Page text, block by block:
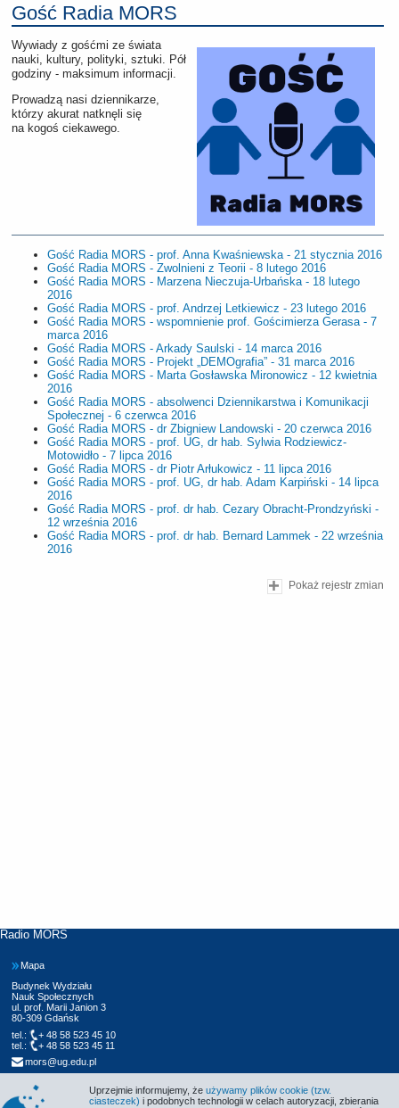
Gość Radia MORS
Wywiady z gośćmi ze świata
nauki, kultury, polityki, sztuki. Pół
godziny - maksimum informacji.
Prowadzą nasi dziennikarze,
którzy akurat natknęli się
na kogoś ciekawego.
Gość Radia MORS - prof. Anna Kwaśniewska - 21 stycznia 2016
Gość Radia MORS - Zwolnieni z Teorii - 8 lutego 2016
Gość Radia MORS - Marzena Nieczuja-Urbańska - 18 lutego
2016
Gość Radia MORS - prof. Andrzej Letkiewicz - 23 lutego 2016
Gość Radia MORS - wspomnienie prof. Gościmierza Gerasa - 7
marca 2016
Gość Radia MORS - Arkady Saulski - 14 marca 2016
Gość Radia MORS - Projekt „DEMOgrafia” - 31 marca 2016
Gość Radia MORS - Marta Gosławska Mironowicz - 12 kwietnia
2016
Gość Radia MORS - absolwenci Dziennikarstwa i Komunikacji
Społecznej - 6 czerwca 2016
Gość Radia MORS - dr Zbigniew Landowski - 20 czerwca 2016
Gość Radia MORS - prof. UG, dr hab. Sylwia Rodziewicz-
Motowidło - 7 lipca 2016
Gość Radia MORS - dr Piotr Arłukowicz - 11 lipca 2016
Gość Radia MORS - prof. UG, dr hab. Adam Karpiński - 14 lipca
2016
Gość Radia MORS - prof. dr hab. Cezary Obracht-Prondzyński -
12 września 2016
Gość Radia MORS - prof. dr hab. Bernard Lammek - 22 września
2016
Pokaż rejestr zmian
Radio MORS
Mapa
Budynek Wydziału
Nauk Społecznych
ul. prof. Marii Janion 3
80-309 Gdańsk
tel.:
+ 48 58 523 45 10
tel.:
+ 48 58 523 45 11
mors@ug.edu.pl
Uprzejmie informujemy, że używamy plików cookie (tzw.
ciasteczek) i podobnych technologii w celach autoryzacji, zbierania